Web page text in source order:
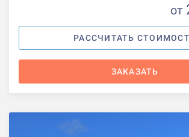
от
РАССЧИТАТЬ
ЗАКАЗАТЬ